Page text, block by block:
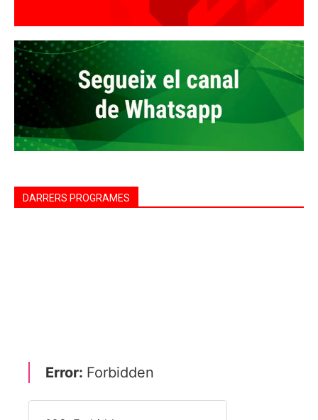
DARRERS PROGRAMES